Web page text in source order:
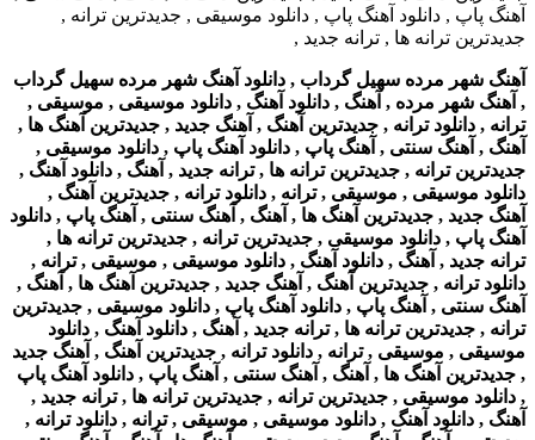
آهنگ شهر مرده سهیل گرداب , دانلود آهنگ شهر مرده سهیل گرداب
, آهنگ شهر مرده , آهنگ , دانلود آهنگ , دانلود موسیقی , موسیقی ,
ترانه , دانلود ترانه , جدیدترین آهنگ , آهنگ جدید , جدیدترین آهنگ ها ,
آهنگ , آهنگ سنتی , آهنگ پاپ , دانلود آهنگ پاپ , دانلود موسیقی ,
جدیدترین ترانه , جدیدترین ترانه ها , ترانه جدید , آهنگ , دانلود آهنگ ,
دانلود موسیقی , موسیقی , ترانه , دانلود ترانه , جدیدترین آهنگ ,
آهنگ جدید , جدیدترین آهنگ ها , آهنگ , آهنگ سنتی , آهنگ پاپ , دانلود
آهنگ پاپ , دانلود موسیقی , جدیدترین ترانه , جدیدترین ترانه ها ,
ترانه جدید , آهنگ , دانلود آهنگ , دانلود موسیقی , موسیقی , ترانه ,
دانلود ترانه , جدیدترین آهنگ , آهنگ جدید , جدیدترین آهنگ ها , آهنگ ,
آهنگ سنتی , آهنگ پاپ , دانلود آهنگ پاپ , دانلود موسیقی , جدیدترین
ترانه , جدیدترین ترانه ها , ترانه جدید , آهنگ , دانلود آهنگ , دانلود
موسیقی , موسیقی , ترانه , دانلود ترانه , جدیدترین آهنگ , آهنگ جدید
, جدیدترین آهنگ ها , آهنگ , آهنگ سنتی , آهنگ پاپ , دانلود آهنگ پاپ
, دانلود موسیقی , جدیدترین ترانه , جدیدترین ترانه ها , ترانه جدید ,
آهنگ , دانلود آهنگ , دانلود موسیقی , موسیقی , ترانه , دانلود ترانه ,